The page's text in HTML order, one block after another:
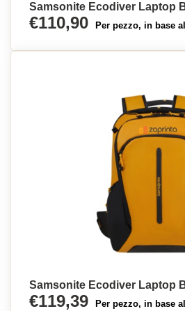
Samsonite Ecodiver Laptop
€110,90 Per pezzo, in base
Samsonite Ecodiver Laptop
€119,39 Per pezzo, in base